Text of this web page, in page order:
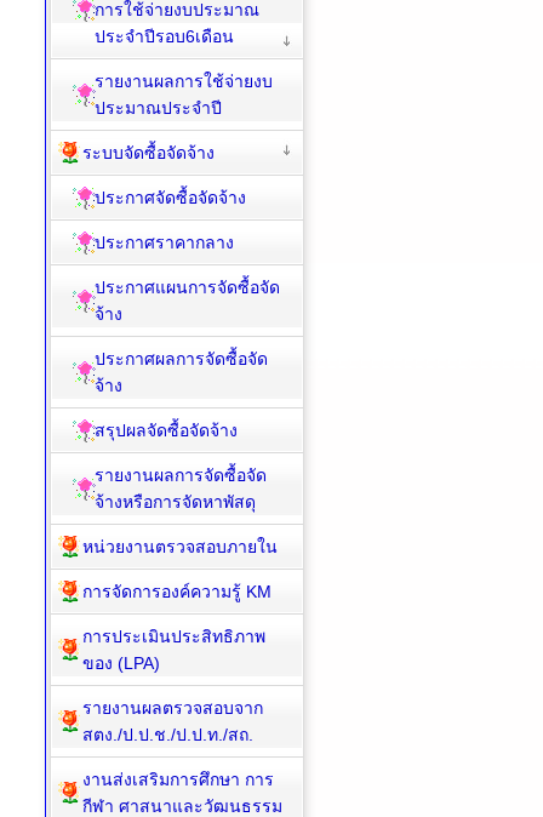
การใช้จ่ายงบประมาณ
ประจำปีรอบ6เดือน
รายงานผลการใช้จ่ายงบ
ประมาณประจำปี
ระบบจัดซื้อจัดจ้าง
ประกาศจัดซื้อจัดจ้าง
ประกาศราคากลาง
ประกาศแผนการจัดซื้อจัด
จ้าง
ประกาศผลการจัดซื้อจัด
จ้าง
สรุปผลจัดซื้อจัดจ้าง
รายงานผลการจัดซื้อจัด
จ้างหรือการจัดหาพัสดุ
หน่วยงานตรวจสอบภายใน
การจัดการองค์ความรู้ KM
การประเมินประสิทธิภาพ
ของ (LPA)
รายงานผลตรวจสอบจาก
สตง./ป.ป.ช./ป.ป.ท./สถ.
งานส่งเสริมการศึกษา การ
กีฬา ศาสนาและวัฒนธรรม